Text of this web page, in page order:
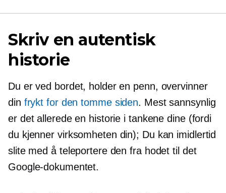
Skriv en autentisk
historie
Du er ved bordet, holder en penn, overvinner
din frykt for den tomme siden. Mest sannsynlig
er det allerede en historie i tankene dine (fordi
du kjenner virksomheten din); Du kan imidlertid
slite med å teleportere den fra hodet til det
Google-dokumentet.